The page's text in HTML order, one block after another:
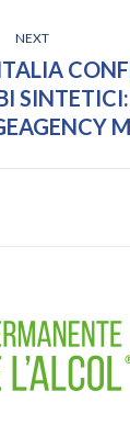
NEXT
Next
post: